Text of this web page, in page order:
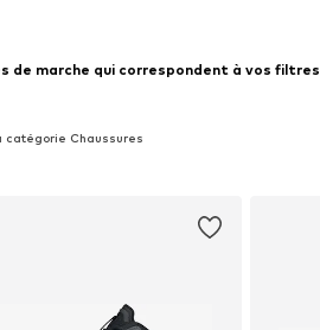
de marche qui correspondent à vos filtres
catégorie Chaussures